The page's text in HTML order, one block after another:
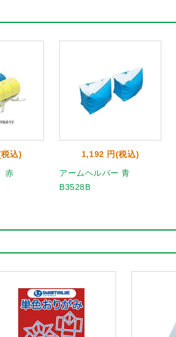
込)
赤
1,192 円(税込)
アームヘルパー 青
B3528B